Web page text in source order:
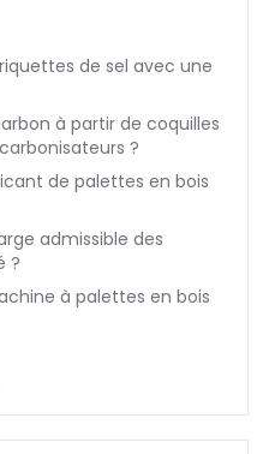
de sel avec une
à partir de coquilles
?
de palettes en bois
admissible des
?
à palettes en bois